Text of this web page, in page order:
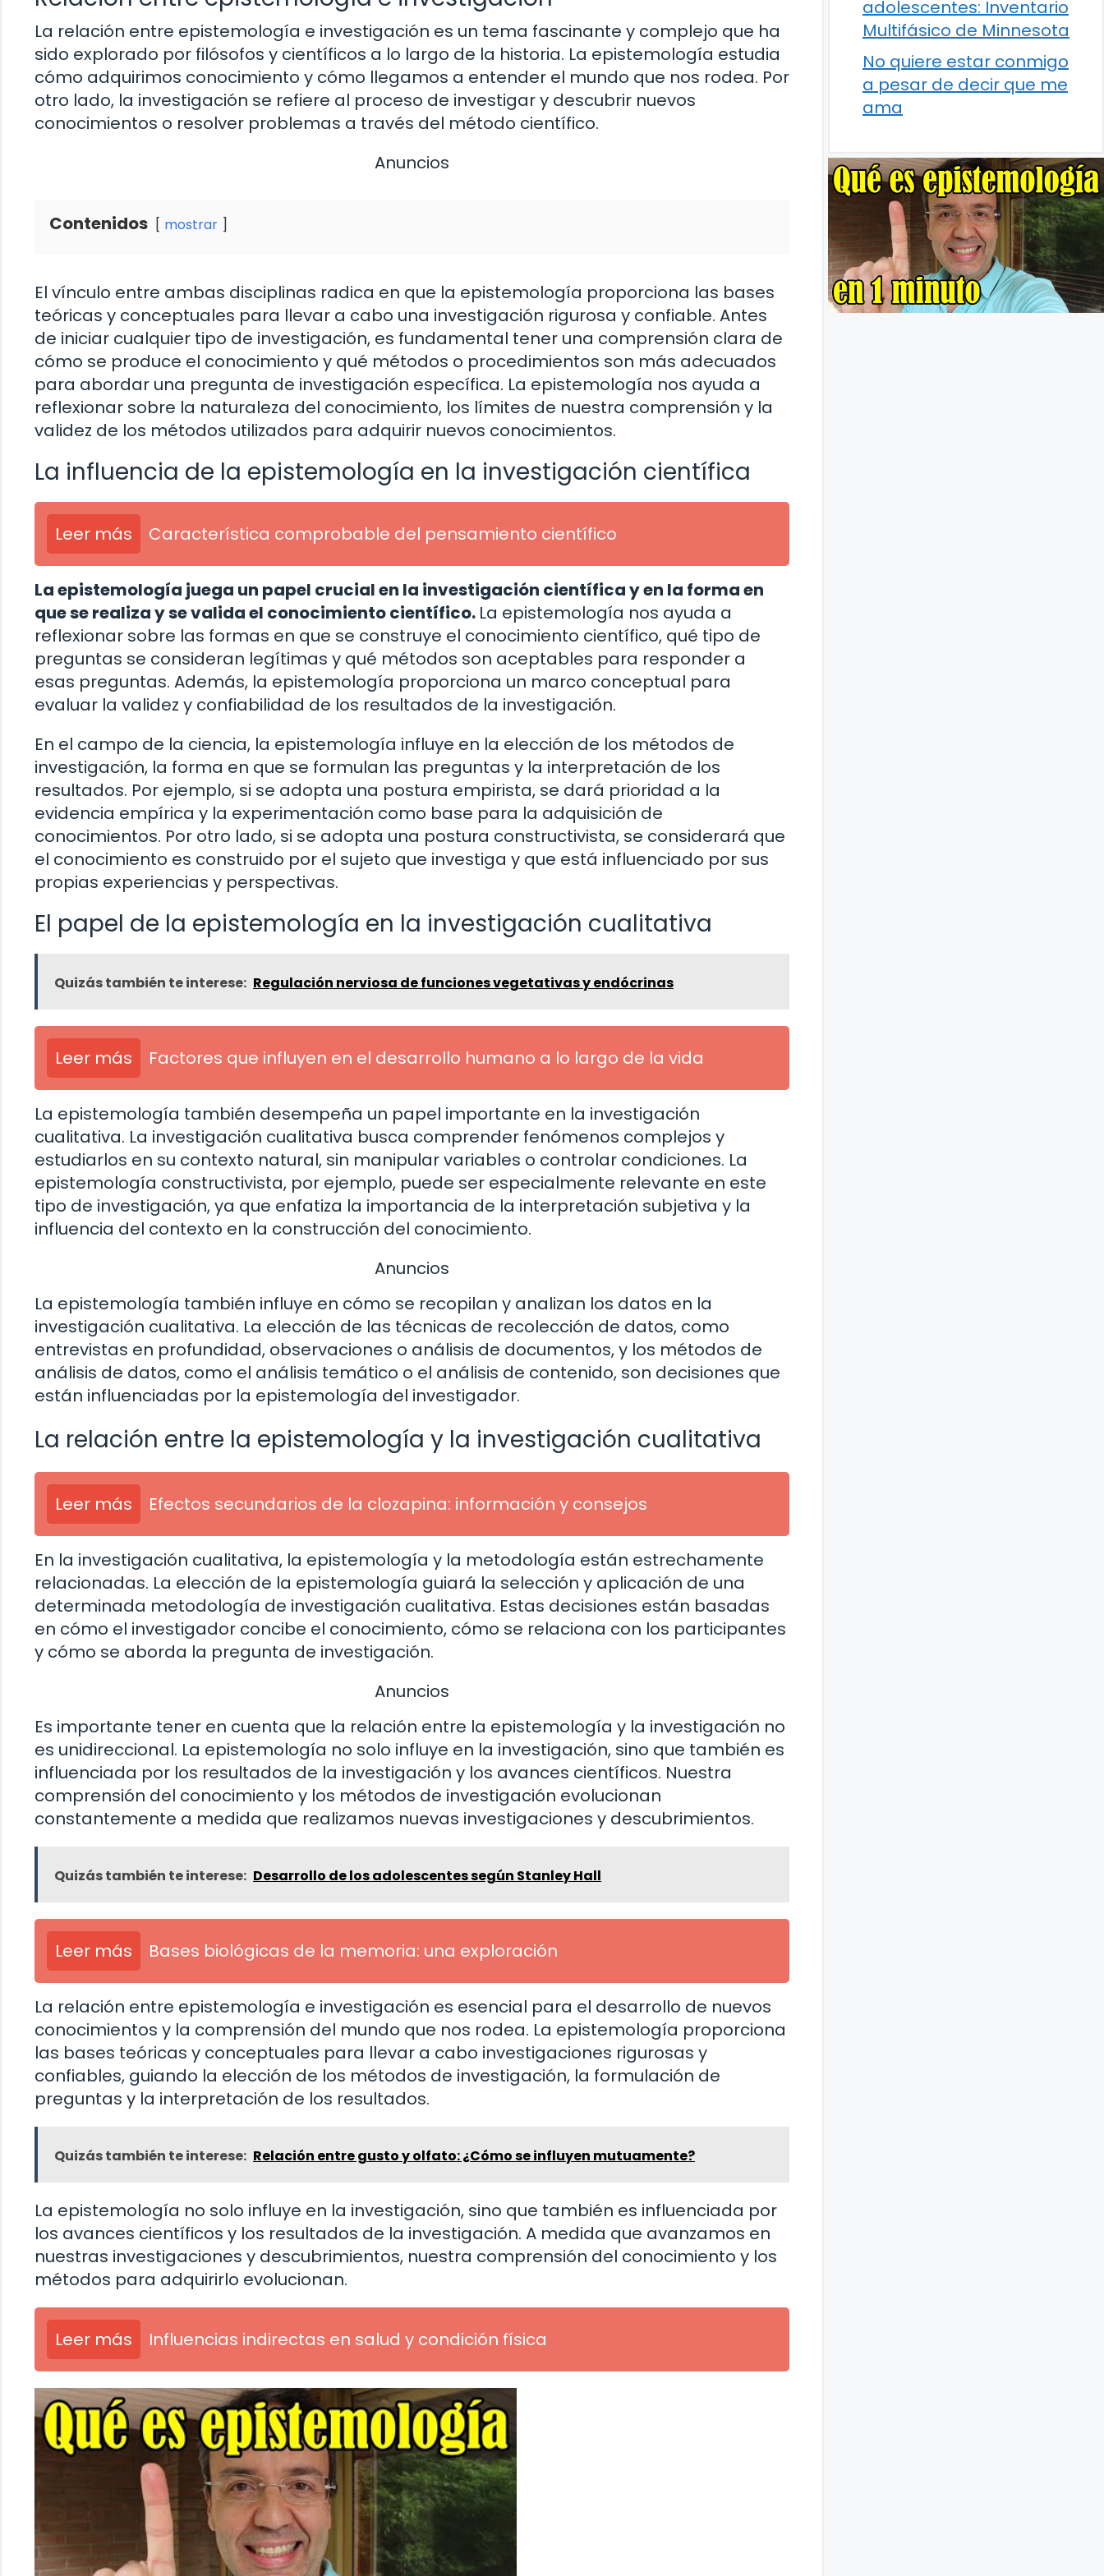
La relación entre epistemología e investigación es un tema fascinante y complejo que ha
sido explorado por filósofos y científicos a lo largo de la historia. La epistemología estudia
cómo adquirimos conocimiento y cómo llegamos a entender el mundo que nos rodea. Por
otro lado, la investigación se refiere al proceso de investigar y descubrir nuevos
conocimientos o resolver problemas a través del método científico.
Anuncios
Contenidos mostrar
El vínculo entre ambas disciplinas radica en que la epistemología proporciona las bases
teóricas y conceptuales para llevar a cabo una investigación rigurosa y confiable. Antes
de iniciar cualquier tipo de investigación, es fundamental tener una comprensión clara de
cómo se produce el conocimiento y qué métodos o procedimientos son más adecuados
para abordar una pregunta de investigación específica. La epistemología nos ayuda a
reflexionar sobre la naturaleza del conocimiento, los límites de nuestra comprensión y la
validez de los métodos utilizados para adquirir nuevos conocimientos.
La influencia de la epistemología en la investigación científica
Leer más Característica comprobable del pensamiento científico
La epistemología juega un papel crucial en la investigación científica y en la forma en
que se realiza y se valida el conocimiento científico. La epistemología nos ayuda a
reflexionar sobre las formas en que se construye el conocimiento científico, qué tipo de
preguntas se consideran legítimas y qué métodos son aceptables para responder a
esas preguntas. Además, la epistemología proporciona un marco conceptual para
evaluar la validez y confiabilidad de los resultados de la investigación.
En el campo de la ciencia, la epistemología influye en la elección de los métodos de
investigación, la forma en que se formulan las preguntas y la interpretación de los
resultados. Por ejemplo, si se adopta una postura empirista, se dará prioridad a la
evidencia empírica y la experimentación como base para la adquisición de
conocimientos. Por otro lado, si se adopta una postura constructivista, se considerará que
el conocimiento es construido por el sujeto que investiga y que está influenciado por sus
propias experiencias y perspectivas.
El papel de la epistemología en la investigación cualitativa
Quizás también te interese: Regulación nerviosa de funciones vegetativas y endócrinas
Leer más Factores que influyen en el desarrollo humano a lo largo de la vida
La epistemología también desempeña un papel importante en la investigación
cualitativa. La investigación cualitativa busca comprender fenómenos complejos y
estudiarlos en su contexto natural, sin manipular variables o controlar condiciones. La
epistemología constructivista, por ejemplo, puede ser especialmente relevante en este
tipo de investigación, ya que enfatiza la importancia de la interpretación subjetiva y la
influencia del contexto en la construcción del conocimiento.
Anuncios
La epistemología también influye en cómo se recopilan y analizan los datos en la
investigación cualitativa. La elección de las técnicas de recolección de datos, como
entrevistas en profundidad, observaciones o análisis de documentos, y los métodos de
análisis de datos, como el análisis temático o el análisis de contenido, son decisiones que
están influenciadas por la epistemología del investigador.
La relación entre la epistemología y la investigación cualitativa
Leer más Efectos secundarios de la clozapina: información y consejos
En la investigación cualitativa, la epistemología y la metodología están estrechamente
relacionadas. La elección de la epistemología guiará la selección y aplicación de una
determinada metodología de investigación cualitativa. Estas decisiones están basadas
en cómo el investigador concibe el conocimiento, cómo se relaciona con los participantes
y cómo se aborda la pregunta de investigación.
Anuncios
Es importante tener en cuenta que la relación entre la epistemología y la investigación no
es unidireccional. La epistemología no solo influye en la investigación, sino que también es
influenciada por los resultados de la investigación y los avances científicos. Nuestra
comprensión del conocimiento y los métodos de investigación evolucionan
constantemente a medida que realizamos nuevas investigaciones y descubrimientos.
Quizás también te interese: Desarrollo de los adolescentes según Stanley Hall
Leer más Bases biológicas de la memoria: una exploración
La relación entre epistemología e investigación es esencial para el desarrollo de nuevos
conocimientos y la comprensión del mundo que nos rodea. La epistemología proporciona
las bases teóricas y conceptuales para llevar a cabo investigaciones rigurosas y
confiables, guiando la elección de los métodos de investigación, la formulación de
preguntas y la interpretación de los resultados.
Quizás también te interese: Relación entre gusto y olfato: ¿Cómo se influyen mutuamente?
La epistemología no solo influye en la investigación, sino que también es influenciada por
los avances científicos y los resultados de la investigación. A medida que avanzamos en
nuestras investigaciones y descubrimientos, nuestra comprensión del conocimiento y los
métodos para adquirirlo evolucionan.
Leer más Influencias indirectas en salud y condición física
adolescentes: Inventario
Multifásico de Minnesota
No quiere estar conmigo
a pesar de decir que me
ama